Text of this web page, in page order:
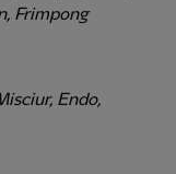
Frimpong
Endo,